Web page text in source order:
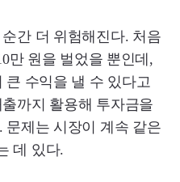
간 더 위험해진다. 처음
만 원을 벌었을 뿐인데,
수익을 낼 수 있다고
까지 활용해 투자금을
문제는 시장이 계속 같은
데 있다.